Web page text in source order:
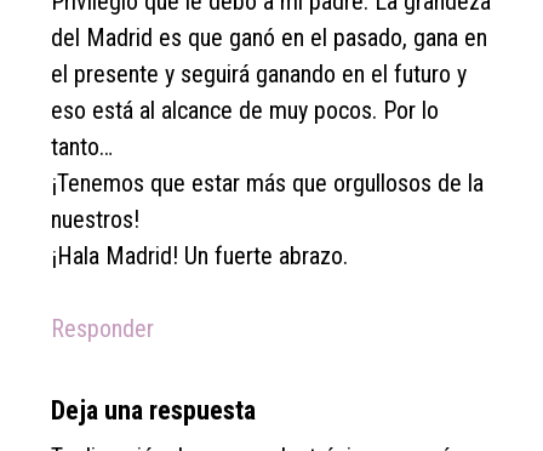
del Madrid es que ganó en el pasado, gana en
el presente y seguirá ganando en el futuro y
eso está al alcance de muy pocos. Por lo
tanto…
¡Tenemos que estar más que orgullosos de la
nuestros!
¡Hala Madrid! Un fuerte abrazo.
Responder
Deja una respuesta